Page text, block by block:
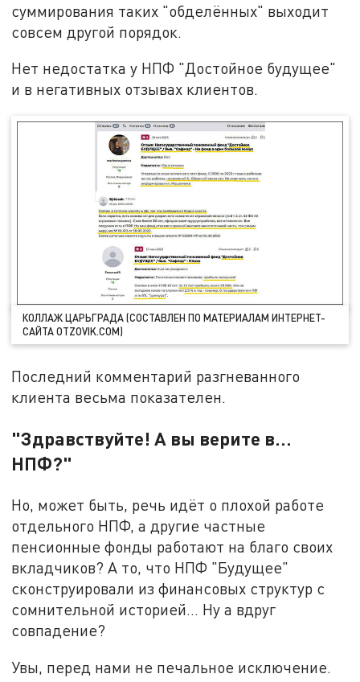
суммирования таких "обделённых" выходит
совсем другой порядок.
Нет недостатка у НПФ "Достойное будущее"
и в негативных отзывах клиентов.
КОЛЛАЖ ЦАРЬГРАДА (СОСТАВЛЕН ПО МАТЕРИАЛАМ ИНТЕРНЕТ-
САЙТА OTZOVIK.COM)
Последний комментарий разгневанного
клиента весьма показателен.
"Здравствуйте! А вы верите в…
НПФ?"
Но, может быть, речь идёт о плохой работе
отдельного НПФ, а другие частные
пенсионные фонды работают на благо своих
вкладчиков? А то, что НПФ "Будущее"
сконструировали из финансовых структур с
сомнительной историей… Ну а вдруг
совпадение?
Увы, перед нами не печальное исключение.